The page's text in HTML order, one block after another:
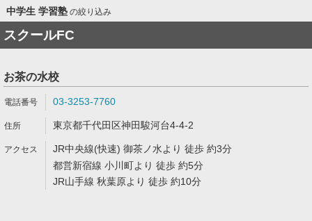
中学生 学習塾の絞り込み
スクールFC
お茶の水校
03-3253-7760
東京都千代田区神田駿河台4-4-2
JR中央線(快速) 御茶ノ水より 徒歩 約3分
都営新宿線 小川町より 徒歩 約5分
JR山手線 秋葉原より 徒歩 約10分